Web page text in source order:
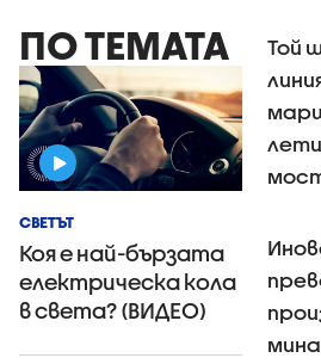
ПО ТЕМАТА
СВЕТЪТ
Коя е най-бързата
електрическа кола
в света? (ВИДЕО)
Той